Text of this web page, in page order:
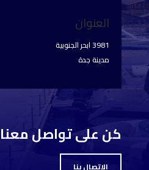
العنوان
3981 ابحر الجنوبية
مدينة جدة
كن على تواصل معنا
الاتصال بنا